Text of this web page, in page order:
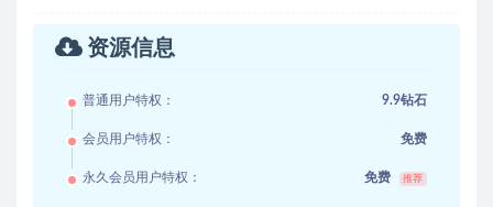
资源信息
普通用户特权： 9.9钻石
会员用户特权： 免费
永久会员用户特权： 免费 推荐